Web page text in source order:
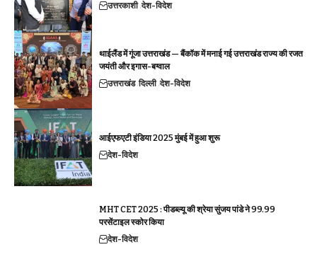
उत्तरकाशी देश-विदेश
थाईलैंड में गूंजा उत्तराखंड — बैंकॉक में मनाई गई उत्तराखंड राज्य की रजत
जयंती और इगास-बग्वाल
उत्तराखंड दिल्ली देश-विदेश
आईएफएटी इंडिया 2025 मुंबई में हुआ शुरू
देश-विदेश
MHT CET 2025 : पीडब्ल्यू की श्रेया सुंजय पांडे ने 99.99
परसेंटाइल स्कोर किया
देश-विदेश